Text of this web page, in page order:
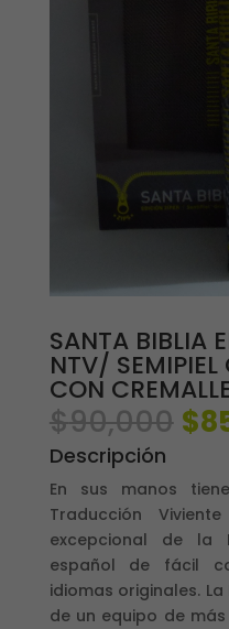
SANTA BIBLIA
NTV/ SEMIPIEL
CON
$90,000 El
era:
$
Descripción
En sus manos
Traducción
excepcional de la
español de fácil
idiomas originales.
de un equipo de